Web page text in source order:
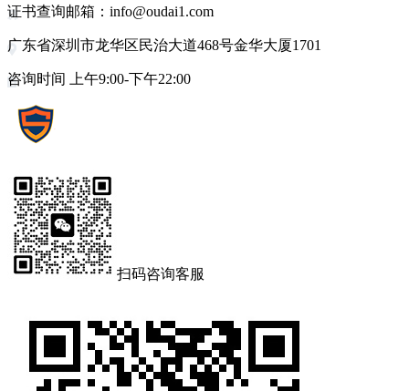
证书查询邮箱：info@oudai1.com
广东省深圳市龙华区民治大道468号金华大厦1701
咨询时间 上午9:00-下午22:00
扫码咨询客服